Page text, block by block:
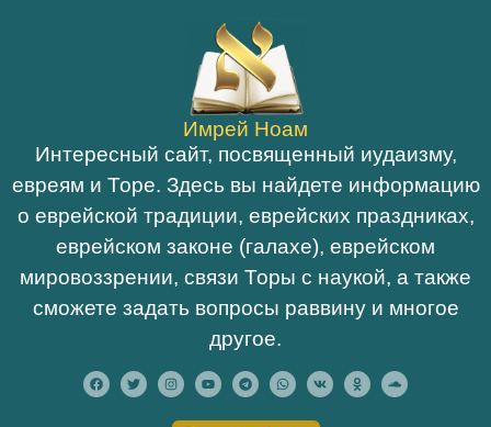
Имрей Ноам
Интересный сайт, посвященный иудаизму,
евреям и Торе. Здесь вы найдете информацию
о еврейской традиции, еврейских праздниках,
еврейском законе (галахе), еврейском
мировоззрении, связи Торы с наукой, а также
сможете задать вопросы раввину и многое
другое.